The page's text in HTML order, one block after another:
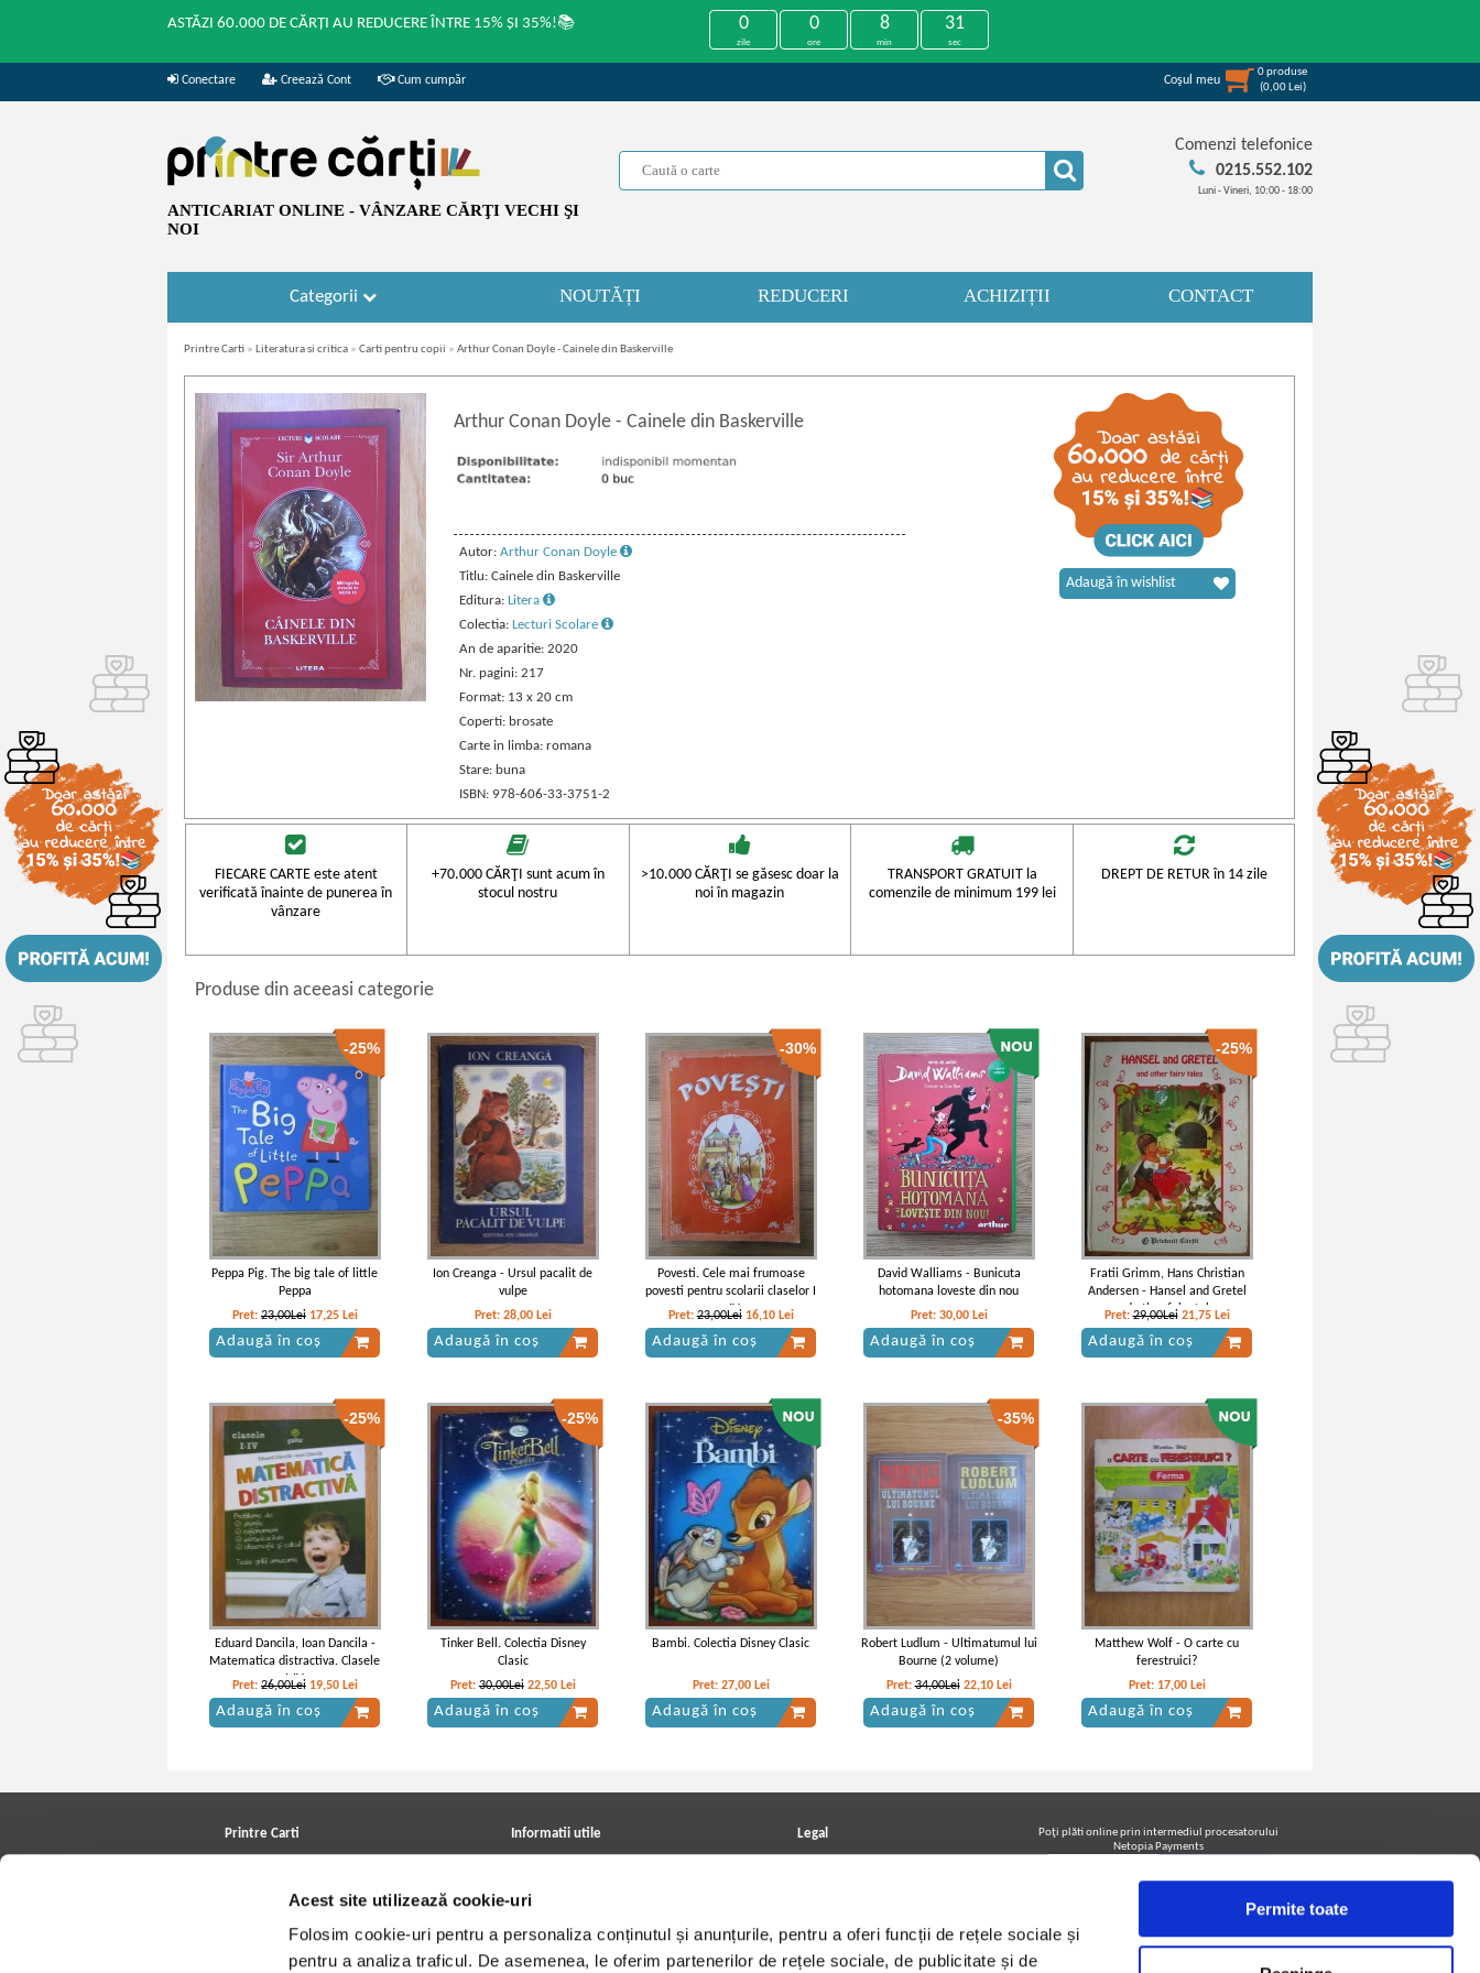
Acest site utilizează cookie-uri
Folosim cookie-uri pentru a personaliza conținutul și anunțurile, pentru a oferi funcții de rețele sociale și
pentru a analiza traficul. De asemenea, le oferim partenerilor de rețele sociale, de publicitate și de
Permite toate
ASTĂZI 60.000 DE CĂRȚI AU REDUCERE ÎNTRE 15% ȘI 35%!📚 0
zile
0
ore
8
min
31
sec
Conectare Creează Cont Cum cumpăr Coşul meu
0produse
(0,00 Lei)
ANTICARIAT ONLINE - VÂNZARE CĂRŢI VECHI ŞI
NOI
Comenzi telefonice
0215.552.102
Luni - Vineri, 10:00 - 18:00
Categorii NOUTĂȚI REDUCERI ACHIZIȚII CONTACT
Printre Carti » Literatura si critica » Carti pentru copii » Arthur Conan Doyle - Cainele din Baskerville
Arthur Conan Doyle - Cainele din Baskerville
Autor: Arthur Conan Doyle
Titlu: Cainele din Baskerville
Editura: Litera
Colectia: Lecturi Scolare
An de aparitie: 2020
Nr. pagini: 217
Format: 13 x 20 cm
Coperti: brosate
Carte in limba: romana
Stare: buna
ISBN: 978-606-33-3751-2
Adaugă în wishlist
FIECARE CARTE este atent
verificată înainte de punerea în
vânzare
+70.000 CĂRŢI sunt acum în
stocul nostru
>10.000 CĂRŢI se găsesc doar la
noi în magazin
TRANSPORT GRATUIT la
comenzile de minimum 199 lei
DREPT DE RETUR în 14 zile
Produse din aceeasi categorie
-25%
Peppa Pig. The big tale of little
Peppa
Pret: 23,00Lei 17,25 Lei
Adaugă în coș
Ion Creanga - Ursul pacalit de
vulpe
Pret: 28,00 Lei
Adaugă în coș
-30%
Povesti. Cele mai frumoase
povesti pentru scolarii claselor I
- IV
Pret:23,00Lei 16,10 Lei
Adaugă în coș
David Walliams - Bunicuta
hotomana loveste din nou
Pret: 30,00 Lei
Adaugă în coș
-25%
Fratii Grimm, Hans Christian
Andersen - Hansel and Gretel
and other fairy tales
Pret:29,00Lei 21,75 Lei
Adaugă în coș
-25%
Eduard Dancila, Ioan Dancila -
Matematica distractiva. Clasele
I-IV
Pret: 26,00Lei 19,50 Lei
Adaugă în coș
-25%
Tinker Bell. Colectia Disney
Clasic
Pret:30,00Lei 22,50 Lei
Adaugă în coș
Bambi. Colectia Disney Clasic
Pret: 27,00 Lei
Adaugă în coș
-35%
Robert Ludlum - Ultimatumul lui
Bourne (2 volume)
Pret:34,00Lei 22,10 Lei
Adaugă în coș
Matthew Wolf - O carte cu
ferestruici?
Pret: 17,00 Lei
Adaugă în coș
Printre Carti
Cele mai căutate cărți
Informatii utile
Contact
Politica de livrare
Legal
Utilizare cookie-uri
Poţi plăti online prin intermediul procesatorului
Netopia Payments
Urmăreşte-ne pe facebook pentru a fi la curent cu
promoţiile PrintreCarti.ro